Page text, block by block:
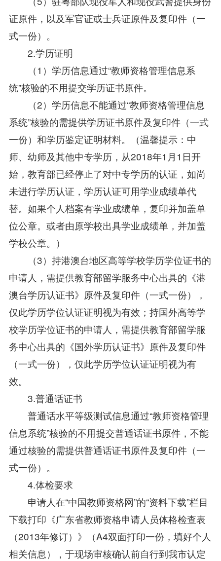
证原件，以及军官证或士兵证原件及复印件（一
式一份）。
2.学历证明
（1）学历信息通过“教师资格管理信息系
统”核验的不用提交学历证书原件。
（2）学历信息不能通过“教师资格管理信息
系统”核验的需提供学历证书原件及复印件（一式
一份）和学历鉴定证明材料。（温馨提示：中
师、幼师及其他中专学历，从2018年1月1日开
始，教育部已经停止了对中专学历的认证，如尚
未进行学历认证，学历认证可用学业成绩单代
替。如果个人档案有学业成绩单，复印并加盖单
位公章。或者由原学校出具学业成绩单，并加盖
学校公章。）
（3）持港澳台地区高等学校学历学位证书的
申请人，需提供教育部留学服务中心出具的《港
澳台学历认证书》原件及复印件（一式一份），
仅此学历学位认证证明视为有效；持国外高等学
校学历学位证书的申请人，需提供教育部留学服
务中心出具的《国外学历认证书》原件及复印件
（一式一份），仅此学历学位认证证明视为有
效。
3.普通话证书
普通话水平等级测试信息通过“教师资格管理
信息系统”核验的不用提交普通话证书原件，不能
通过核验的需提供普通话证书原件及复印件（一
式一份）。
4.体检要求
申请人在“中国教师资格网”的“资料下载”栏目
下载打印《广东省教师资格申请人员体格检查表
（2013年修订）》（A4双面打印一份，填好个人
相关信息），于现场审核确认前自行到我市认定